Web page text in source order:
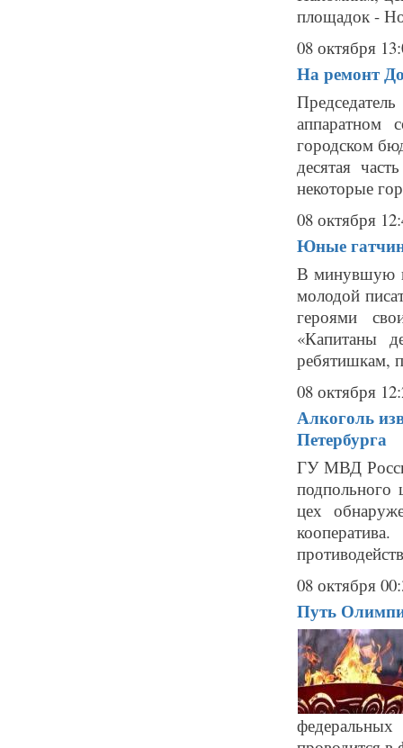
площадок -
08 октября
На ремонт
аппаратном
городском
десятая
некоторые
08 октября
Юные
В минувшую
молодой
героями
«Капитаны
ребятишкам,
08 октября
Алкоголь
Петербурга
ГУ МВД
подпольного
цех
08 октября
Путь